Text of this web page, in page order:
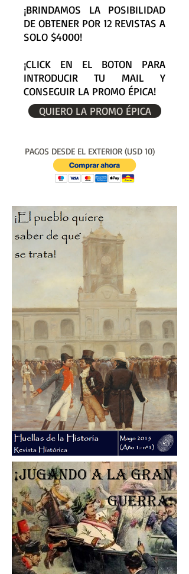
¡BRINDAMOS LA POSIBILIDAD
DE OBTENER POR 12 REVISTAS A
SOLO $4000!
¡CLICK EN EL BOTON PARA
INTRODUCIR TU MAIL Y
CONSEGUIR LA PROMO ÉPICA!
QUIERO LA PROMO ÉPICA
PAGOS DESDE EL EXTERIOR (USD 10)